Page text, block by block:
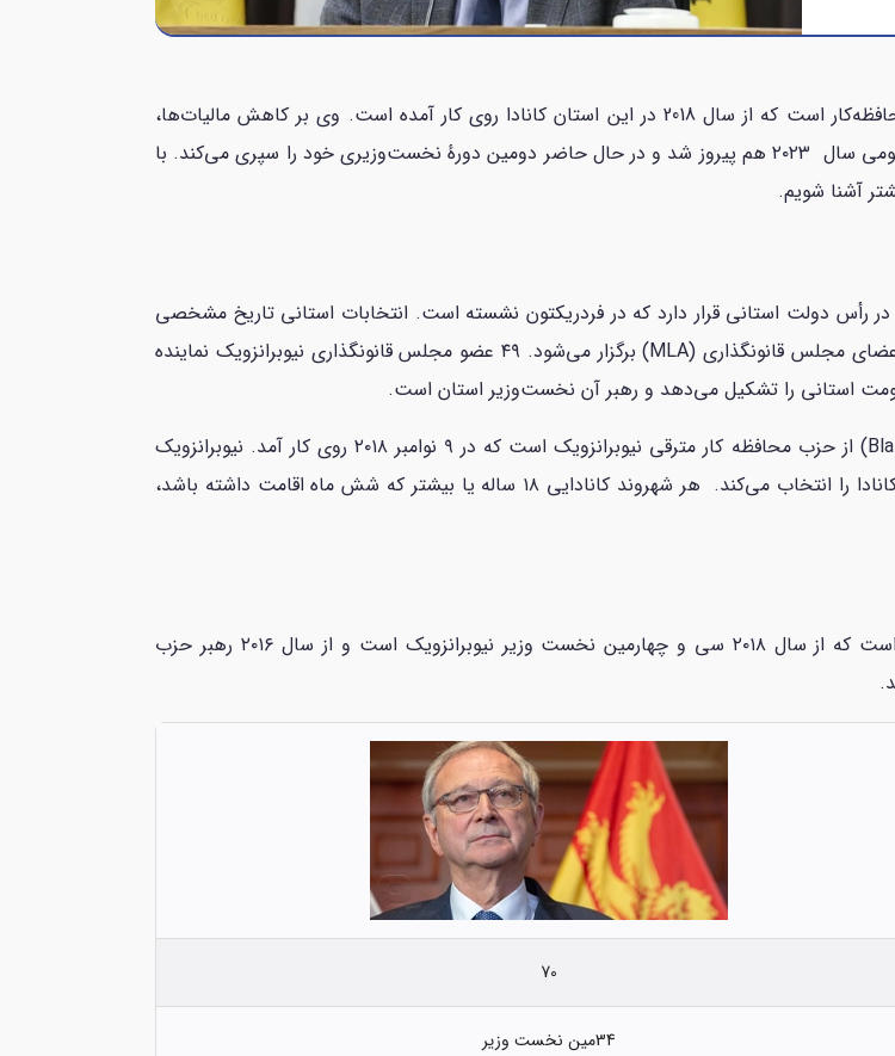
بلین هیگز (Blaine Higgs)، نخست‌وزیر نیوبرانزویک، یک سیاستمدار محافظه‌کار است که از سال 2018 در این استان کانادا روی کار آمده است. وی بر کاهش مالیات‌ها،
کاهش هزینه‌های دولت و توسعهٔ اقتصادی تمرکز دارد. او در انتخابات عمومی سال ۲۰۲۳ هم پیروز شد و در حال حاضر دومین دورهٔ نخست‌وزیری خود را سپری می‌کند. با
آشنا شویم.
رأس دولت استانی قرار دارد که در فردریکتون نشسته است. انتخابات استانی تاریخ مشخصی
دارد و هر چهار سال یک بار در روز دوشنبه چهارم سپتامبر برای انتخاب اعضای مجلس قانونگذاری (MLA) برگزار می‌شود. ۴۹ عضو مجلس قانونگذاری نیوبرانزویک نماینده
استانی را تشکیل می‌دهد و رهبر آن نخست‌وزیر استان است.
ریاست دولت استانی کنونی بر عهده نخست وزیر بلین هیگز(Blaine Higgs) از حزب محافظه کار مترقی نیوبرانزویک است که در ۹ نوامبر ۲۰۱۸ روی کار آمد. نیوبرانزویک
دارای ۱۰ کرسی تعیین شده در سنای کانادا است و ۱۰ عضو مجلس عوام کانادا را انتخاب می‌کند. هر شهروند کانادایی ۱۸ ساله یا بیشتر که شش ماه اقامت داشته باشد،
بلین مایرون هیگز MLA (زاده ۱ مارس ۱۹۵۴) یک سیاستمدار کانادایی است که از سال ۲۰۱۸ سی و چهارمین نخست وزیر نیوبرانزویک است و از سال ۲۰۱۶ رهبر حزب
70
34مین نخست وزیر